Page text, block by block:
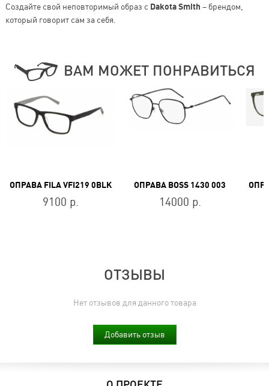
Создайте свой неповторимый образ с Dakota Smith – брендом,
который говорит сам за себя.
ВАМ МОЖЕТ ПОНРАВИТЬСЯ
ОПРАВА FILA VFI219 0BLK
9100 р.
ОПРАВА BOSS 1430 003
14000 р.
ОТЗЫВЫ
Нет отзывов для данного товара
Добавить отзыв